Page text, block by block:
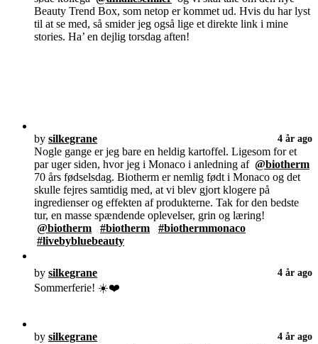
Beauty Trend Box, som netop er kommet ud. Hvis du har lyst
til at se med, så smider jeg også lige et direkte link i mine
stories. Ha’ en dejlig torsdag aften!
by silkegrane 4 år ago
Nogle gange er jeg bare en heldig kartoffel. Ligesom for et
par uger siden, hvor jeg i Monaco i anledning af @biotherm
70 års fødselsdag. Biotherm er nemlig født i Monaco og det
skulle fejres samtidig med, at vi blev gjort klogere på
ingredienser og effekten af produkterne. Tak for den bedste
tur, en masse spændende oplevelser, grin og læring!
@biotherm
#biotherm
#biothermmonaco
#livebybluebeauty
by silkegrane 4 år ago
Sommerferie! ☀️❤️
by silkegrane 4 år ago